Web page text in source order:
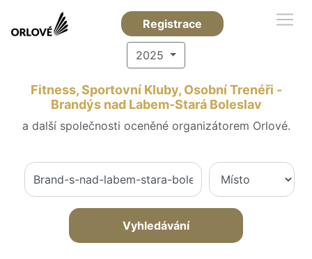
Registrace
2025
Fitness, Sportovní Kluby, Osobní Trenéři -
Brandýs nad Labem-Stará Boleslav
a další společnosti oceněné organizátorem Orlové.
Vyhledávání